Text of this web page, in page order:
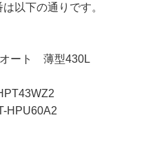
以下の通りです。
ート 薄型430L
HPU60A2